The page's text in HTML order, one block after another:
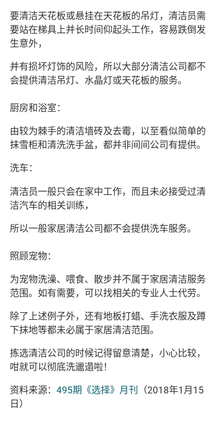
要清洁天花板或悬挂在天花板的吊灯，清洁员需
要站在梯具上并长时间仰起头工作，容易跌倒发
生意外，
并有损坏灯饰的风险，所以大部分清洁公司都不
会提供清洁吊灯、水晶灯或天花板的服务。
厨房和浴室：
由较为棘手的清洁墙砖及去霉，以至看似简单的
抹雪柜和清洗洗手盆，都并非间间公司有提供。
洗车：
清洁员一般只会在家中工作，而且未必接受过清
洁汽车的相关训练，
所以一般家居清洁公司都不会提供洗车服务。
照顾宠物：
为宠物洗澡、喂食、散步并不属于家居清洁服务
范围。如有需要，可以找相关的专业人士代劳。
除了上述例子外，还有地板打蜡、手洗衣服及蹲
下抹地等都未必属于家居清洁范围。
拣选清洁公司的时候记得留意清楚，小心比较，
咁就可以彻底洗邋遢啦！
资料来源： 495期《选择》月刊 （2018年1月15
日）